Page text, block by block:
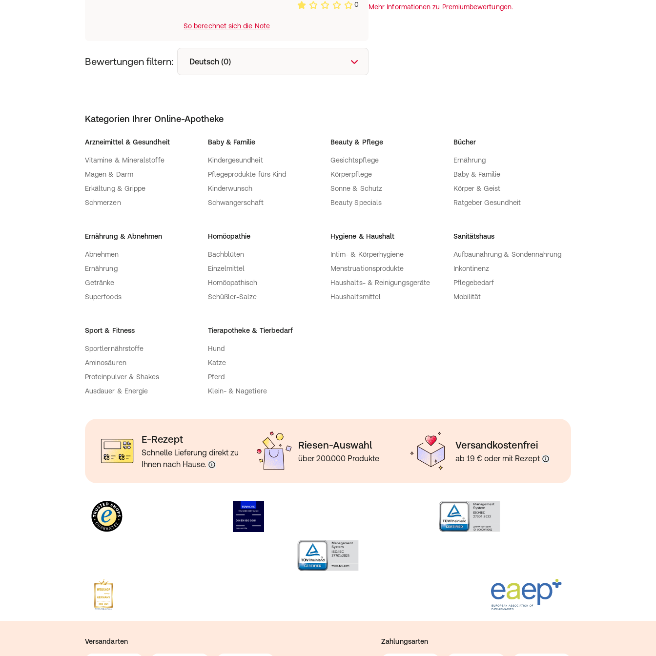
0
So berechnet sich die Note
Bewertungen filtern: Deutsch (0)
Mehr Informationen zu Premiumbewertungen.
Kategorien Ihrer Online-Apotheke
Arzneimittel & Gesundheit
Vitamine & Mineralstoffe
Magen & Darm
Erkältung & Grippe
Schmerzen
Baby & Familie
Kindergesundheit
Pflegeprodukte fürs Kind
Kinderwunsch
Schwangerschaft
Beauty & Pflege
Gesichtspflege
Körperpflege
Sonne & Schutz
Beauty Specials
Bücher
Ernährung
Baby & Familie
Körper & Geist
Ratgeber Gesundheit
Ernährung & Abnehmen
Abnehmen
Ernährung
Getränke
Superfoods
Homöopathie
Bachblüten
Einzelmittel
Homöopathisch
Schüßler-Salze
Hygiene & Haushalt
Intim- & Körperhygiene
Menstruationsprodukte
Haushalts- & Reinigungsgeräte
Haushaltsmittel
Sanitätshaus
Aufbaunahrung & Sondennahrung
Inkontinenz
Pflegebedarf
Mobilität
Sport & Fitness
Sportlernährstoffe
Aminosäuren
Proteinpulver & Shakes
Ausdauer & Energie
Tierapotheke & Tierbedarf
Hund
Katze
Pferd
Klein- & Nagetiere
E-Rezept
Schnelle Lieferung direkt zu
Ihnen nach Hause.
Riesen-Auswahl
über 200.000 Produkte
Versandkostenfrei
ab 19 € oder mit Rezept
Versandarten Zahlungsarten